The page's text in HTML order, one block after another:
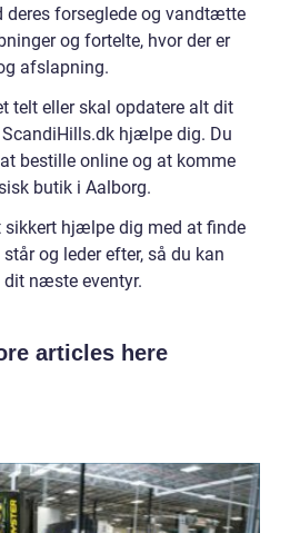
deres forseglede og vandtætte
og fortelte, hvor der er
afslapning.
telt eller skal opdatere alt dit
hjælpe dig. Du
bestille online og at komme
butik i Aalborg.
sikkert hjælpe dig med at finde
og leder efter, så du kan
næste eventyr.
articles here